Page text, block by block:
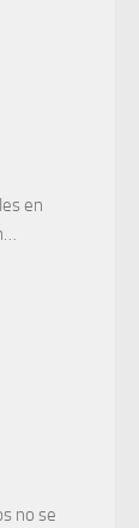
en
no se